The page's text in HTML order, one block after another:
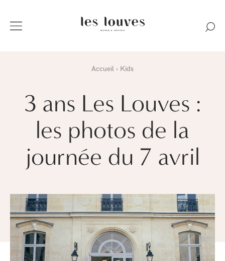
Accueil Kids
3 ans Les Louves :
les photos de la
journée du 7 avril